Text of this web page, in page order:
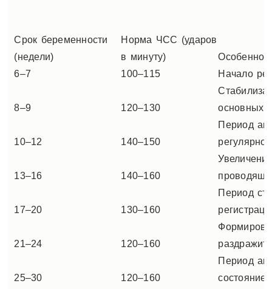
Срок беременности
(недели)
Норма ЧСС (ударов
в минуту)
6–7
100–115 Начало
8–9 120–130
основных
10–12 140–150
Период
13–16 140–160
17–20 130–160
Период
21–24 120–160
25–30 120–160
Период
состояние